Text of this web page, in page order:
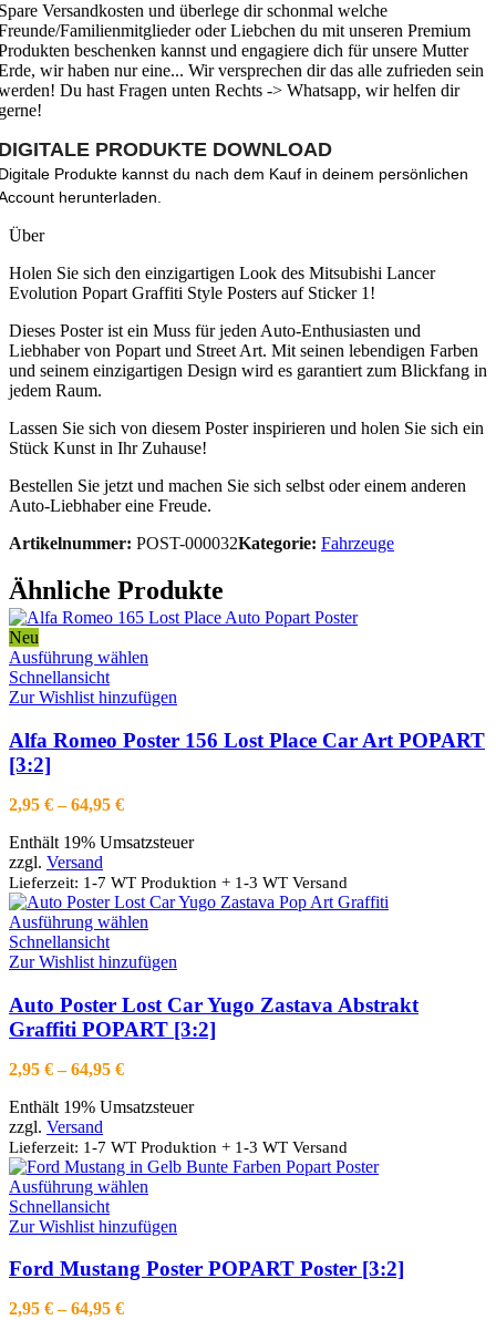
Versandkosten und überlege dir schonmal welche
Familienmitglieder oder Liebchen du mit unseren Premium
beschenken kannst und engagiere dich für unsere Mutter
wir haben nur eine... Wir versprechen dir das alle zufrieden sein
Du hast Fragen unten Rechts -> Whatsapp, wir helfen dir
PRODUKTE DOWNLOAD
Produkte kannst du nach dem Kauf in deinem persönlichen
herunterladen.
Über
Holen Sie sich den einzigartigen Look des Mitsubishi Lancer
Evolution Popart Graffiti Style Posters auf Sticker 1!
Dieses Poster ist ein Muss für jeden Auto-Enthusiasten und
Liebhaber von Popart und Street Art. Mit seinen lebendigen Farben
und seinem einzigartigen Design wird es garantiert zum Blickfang in
jedem Raum.
Lassen Sie sich von diesem Poster inspirieren und holen Sie sich ein
Stück Kunst in Ihr Zuhause!
Bestellen Sie jetzt und machen Sie sich selbst oder einem anderen
Auto-Liebhaber eine Freude.
Artikelnummer: POST-000032Kategorie: Fahrzeuge
Ähnliche Produkte
Neu
Ausführung wählen
weist
Varianten
auf.
auf
Produktseite
gewählt
werden
Schnellansicht
Zur Wishlist hinzufügen
Alfa Romeo Poster 156 Lost Place Car Art POPART
[3:2]
2,95 € –64,95 €Preisspanne:
bis
Enthält 19% Umsatzsteuer
zzgl. Versand
Lieferzeit: 1-7 WT Produktion + 1-3 WT Versand
Ausführung wählen
weist
Varianten
auf.
Die
auf
Produktseite
gewählt
werden
Schnellansicht
Zur Wishlist hinzufügen
Auto Poster Lost Car Yugo Zastava Abstrakt
Graffiti POPART [3:2]
2,95 € –64,95 €Preisspanne:
bis
Enthält 19% Umsatzsteuer
zzgl. Versand
Lieferzeit: 1-7 WT Produktion + 1-3 WT Versand
Ausführung wählen
weist
Varianten
Schnellansicht
Zur Wishlist hinzufügen
Ford Mustang Poster POPART Poster [3:2]
2,95 € –64,95 €Preisspanne: